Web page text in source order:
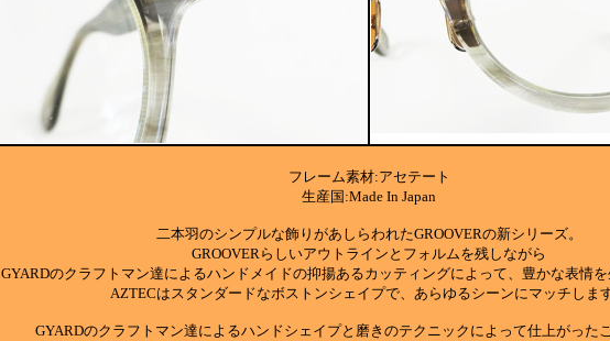
フレーム素材:アセテート
生産国:Made In Japan
二本羽のシンプルな飾りがあしらわれたGROOVERの新シリーズ。
GROOVERらしいアウトラインとフォルムを残しながら
GYARDのクラフトマン達によるハンドメイドの抑揚あるカッティングによって、豊かな表情を
AZTECはスタンダードなボストンシェイプで、あらゆるシーンにマッチします
GYARDのクラフトマン達によるハンドシェイプと磨きのテクニックによって仕上がった